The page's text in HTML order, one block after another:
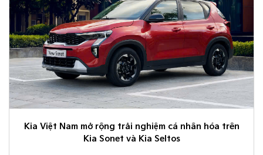
Kia Việt Nam mở rộng trải nghiệm cá nhân hóa trên
Kia Sonet và Kia Seltos